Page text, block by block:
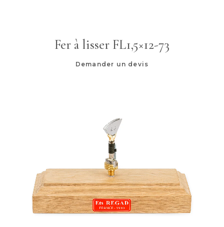
Fer à lisser FL1,5×12-73
Demander un devis